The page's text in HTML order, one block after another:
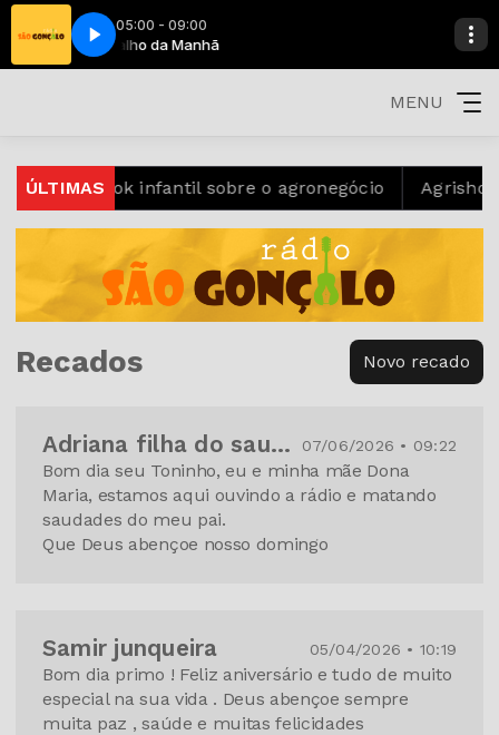
05:00 - 09:00
Orvalho da Manhã
MENU
ÚLTIMAS
book infantil sobre o agronegócio Agrishow 2025
Recados Novo recado
Adriana filha do saudoso Dorival Bento 07/06/2026 • 09:22
Bom dia seu Toninho, eu e minha mãe Dona
Maria, estamos aqui ouvindo a rádio e matando
saudades do meu pai.
Que Deus abençoe nosso domingo
Samir junqueira 05/04/2026 • 10:19
Bom dia primo ! Feliz aniversário e tudo de muito
especial na sua vida . Deus abençoe sempre
muita paz , saúde e muitas felicidades